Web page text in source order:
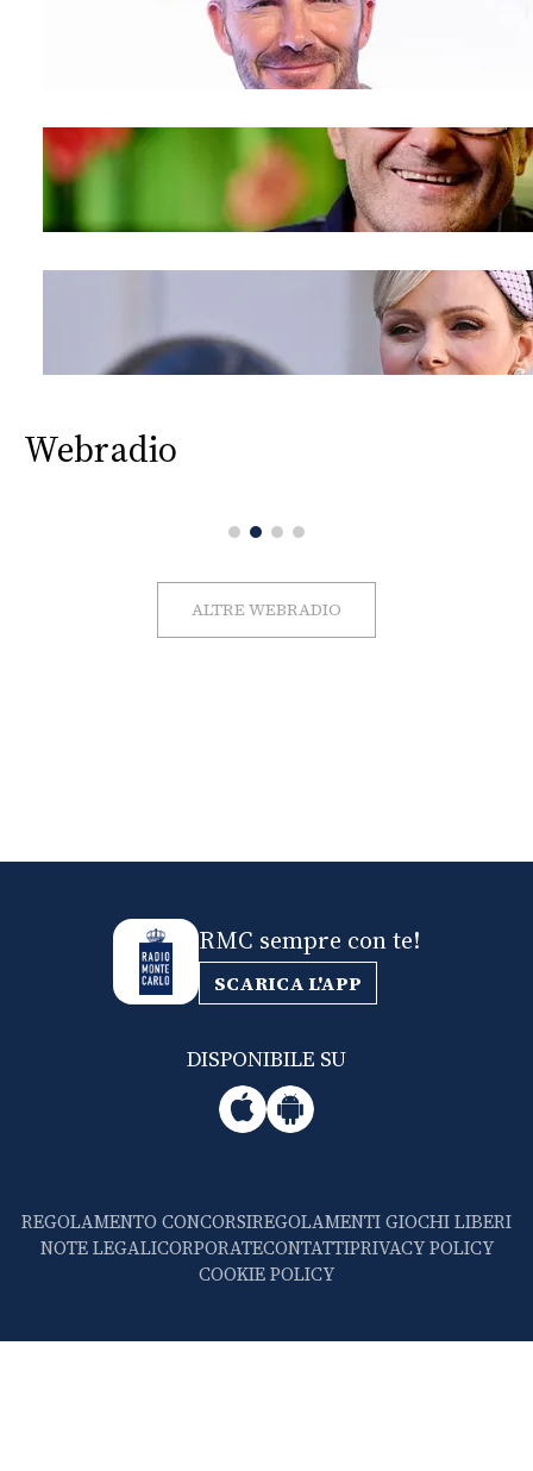
Webradio
ALTRE WEBRADIO
RMC sempre con te!
SCARICA L'APP
DISPONIBILE SU
REGOLAMENTO CONCORSIREGOLAMENTI GIOCHI LIBERI
NOTE LEGALICORPORATECONTATTIPRIVACY POLICY
COOKIE POLICY